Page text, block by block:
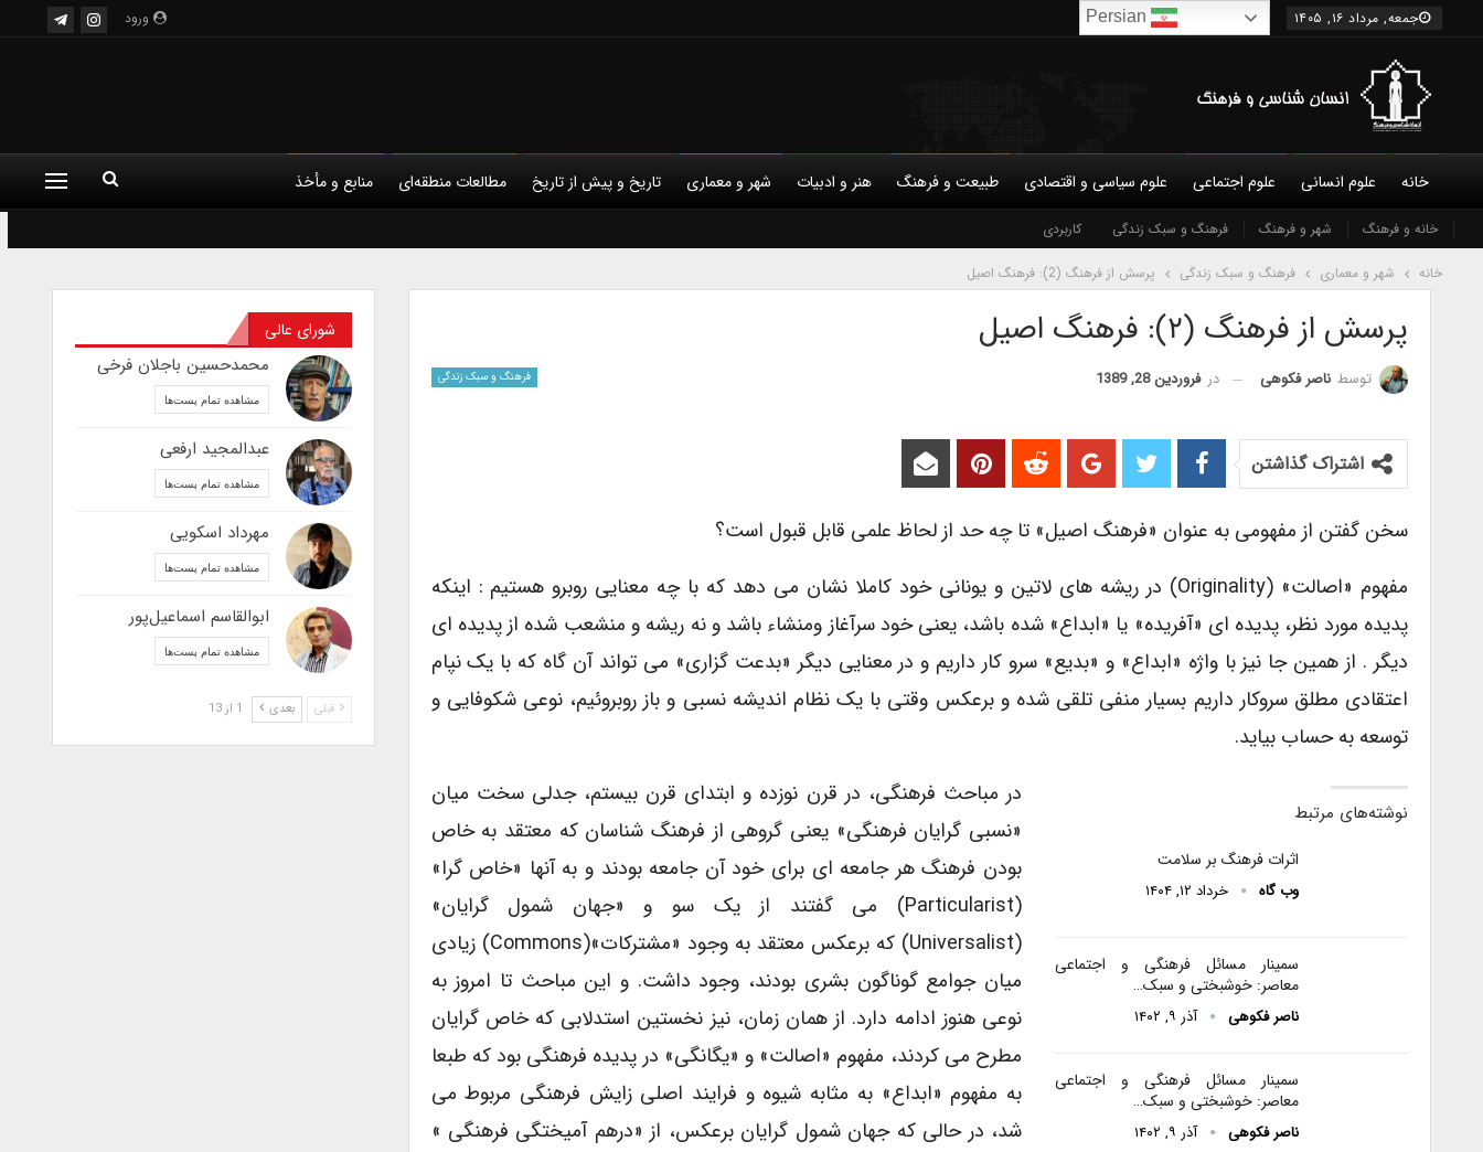
ورود جمعه, مرداد ۱۶, ۱۴۰۵
خانه
درباره ما شورای عالی نویسندگان شرایط همکاری و عضویت
علوم انسانی علوم اجتماعی علوم سیاسی و اقتصادی طبیعت و فرهنگ هنر و ادبیات شهر و معماری
خانه و فرهنگ شهر و فرهنگ فرهنگ و سبک زندگی کاربردی
تاریخ و پیش از تاریخ مطالعات منطقه‌ای منابع و مأخذ
خانه شهر و معماری فرهنگ و سبک زندگی پرسش از فرهنگ (2): فرهنگ اصیل
پرسش از فرهنگ (۲): فرهنگ اصیل
فرهنگ و سبک زندگی توسط ناصر فکوهی در فروردین 28, 1389
اشتراک گذاشتن
سخن گفتن از مفهومی به عنوان «فرهنگ اصیل» تا چه حد از لحاظ علمی قابل قبول است؟
مفهوم «اصالت» (originality) در ریشه های لاتین و یونانی خود کاملا نشان می دهد که با چه معنایی روبرو هستیم : اینکه
پدیده مورد نظر، پدیده ای «آفریده» یا «ابداع» شده باشد، یعنی خود سرآغاز ومنشاء باشد و نه ریشه و منشعب شده از پدیده ای
دیگر . از همین جا نیز با واژه «ابداع» و «بدیع» سرو کار داریم و در معنایی دیگر «بدعت گزاری» می تواند آن گاه که با یک نپام
اعتقادی مطلق سروکار داریم بسیار منفی تلقی شده و برعکس وقتی با یک نظام اندیشه نسبی و باز روبروئیم، نوعی شکوفایی و
توسعه به حساب بیاید.
نوشته‌های مرتبط
اثرات فرهنگ بر سلامت
وب گاه خرداد ۱۲, ۱۴۰۴
سمینار مسائل فرهنگی و اجتماعی
معاصر: خوشبختی و سبک…
ناصر فکوهی آذر ۹, ۱۴۰۲
سمینار مسائل فرهنگی و اجتماعی
معاصر: خوشبختی و سبک…
ناصر فکوهی آذر ۹, ۱۴۰۲
در مباحث فرهنگی، در قرن نوزده و ابتدای قرن بیستم، جدلی سخت میان
«نسبی گرایان فرهنگی» یعنی گروهی از فرهنگ شناسان که معتقد به خاص
بودن فرهنگ هر جامعه ای برای خود آن جامعه بودند و به آنها «خاص گرا»
(particularist) می گفتند از یک سو و «جهان شمول گرایان»
(universalist) که برعکس معتقد به وجود «مشترکات»(commons) زیادی
میان جوامع گوناگون بشری بودند، وجود داشت. و این مباحث تا امروز به
نوعی هنوز ادامه دارد. از همان زمان، نیز نخستین استدلابی که خاص گرایان
مطرح می کردند، مفهوم «اصالت» و «یگانگی» در پدیده فرهنگی بود که طبعا
به مفهوم «ابداع» به مثابه شیوه و فرایند اصلی زایش فرهنگی مربوط می
شد، در حالی که جهان شمول گرایان برعکس، از «درهم آمیختگی فرهنگی »
شورای عالی
محمدحسین باجلان فرخی
مشاهده تمام پست‌ها
عبدالمجید ارفعی
مشاهده تمام پست‌ها
مهرداد اسکویی
مشاهده تمام پست‌ها
ابوالقاسم اسماعیل‌پور
مشاهده تمام پست‌ها
قبلی بعدی 1 از 13